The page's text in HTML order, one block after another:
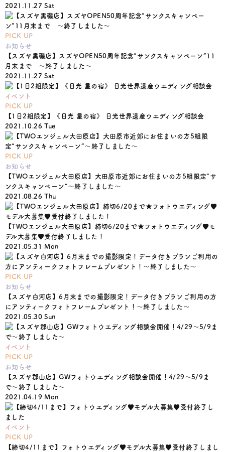
2021.11.27 Sat
PICK UP
お知らせ
【スズヤ黒磯店】スズヤOPEN50周年記念“サンクスキャンペーン”11
月末まで 〜終了しました〜
2021.11.27 Sat
イベント
PICK UP
【1日2組限定】《日光 星の宿》 日光世界遺産ウエディング相談会
2021.10.26 Tue
PICK UP
お知らせ
【TWOエンジェル大田原店】大田原市近郊にお住まいの方5組限定“サ
ンクスキャンペーン”〜終了しました〜
2021.08.26 Thu
【TWOエンジェル大田原店】締切6/20まで★フォトウエディング♥モ
デル大募集♥受付終了しました！
2021.05.31 Mon
PICK UP
お知らせ
【スズヤ白河店】6月末までの撮影限定！データ付きプランご利用の方
にアンティークフォトフレームプレゼント！〜終了しました〜
2021.05.30 Sun
イベント
PICK UP
お知らせ
【スズヤ郡山店】GWフォトウエディング相談会開催！4/29〜5/9ま
で〜終了しました〜
2021.04.19 Mon
イベント
PICK UP
【締切4/11まで】フォトウエディング♥モデル大募集♥受付終了しまし